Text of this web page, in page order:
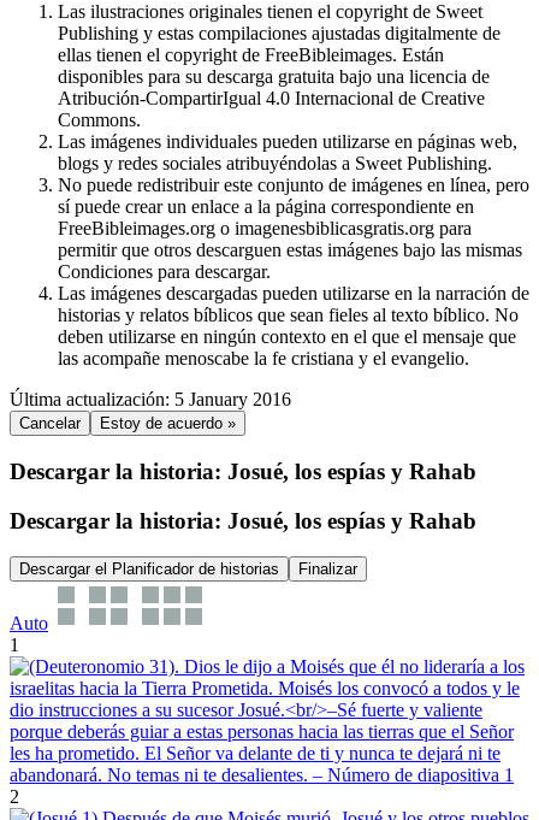
Las ilustraciones originales tienen el copyright de Sweet
Publishing y estas compilaciones ajustadas digitalmente de
ellas tienen el copyright de FreeBibleimages. Están
disponibles para su descarga gratuita bajo una licencia de
Atribución-CompartirIgual 4.0 Internacional de Creative
Commons.
Las imágenes individuales pueden utilizarse en páginas web,
blogs y redes sociales atribuyéndolas a Sweet Publishing.
No puede redistribuir este conjunto de imágenes en línea, pero
sí puede crear un enlace a la página correspondiente en
FreeBibleimages.org o imagenesbiblicasgratis.org para
permitir que otros descarguen estas imágenes bajo las mismas
Condiciones para descargar.
Las imágenes descargadas pueden utilizarse en la narración de
historias y relatos bíblicos que sean fieles al texto bíblico. No
deben utilizarse en ningún contexto en el que el mensaje que
las acompañe menoscabe la fe cristiana y el evangelio.
Última actualización: 5 January 2016
Cancelar Estoy de acuerdo »
Descargar la historia: Josué, los espías y Rahab
Descargar la historia: Josué, los espías y Rahab
Descargar el Planificador de historias Finalizar
Auto
1
2